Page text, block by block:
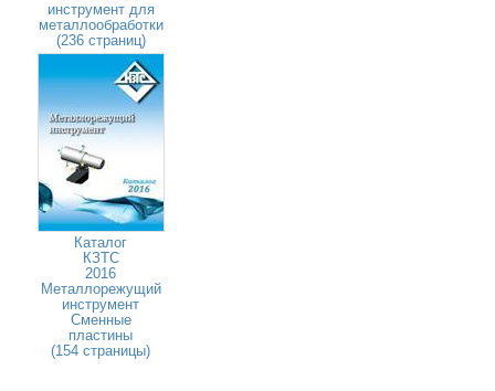
инструмент для
металлообработки
(236 страниц)
Каталог
КЗТС
2016
Металлорежущий
инструмент
Сменные
пластины
(154 страницы)